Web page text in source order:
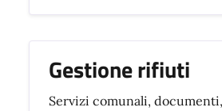
Gestione rifiuti
Servizi comunali,